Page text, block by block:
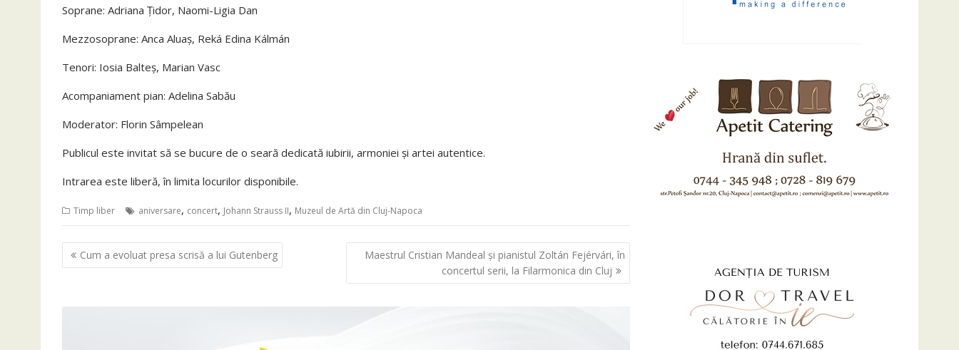
Soprane: Adriana Țidor, Naomi-Ligia Dan
Mezzosoprane: Anca Aluaș, Reká Edina Kálmán
Tenori: Iosia Balteș, Marian Vasc
Acompaniament pian: Adelina Sabău
Moderator: Florin Sâmpelean
Publicul este invitat să se bucure de o seară dedicată iubirii, armoniei și artei autentice.
Intrarea este liberă, în limita locurilor disponibile.
Timp liber aniversare, concert, Johann Strauss II, Muzeul de Artă din Cluj-Napoca
Navigare
în
Cum a evoluat presa scrisă a lui Gutenberg
Maestrul Cristian Mandeal și pianistul Zoltán Fejérvári, în
concertul serii, la Filarmonica din Cluj